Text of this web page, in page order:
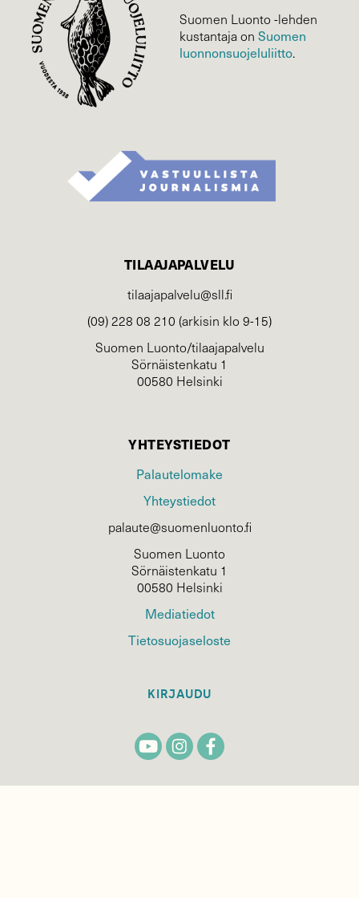
Suomen Luonto -lehden
kustantaja on Suomen
luonnonsuojelu­liitto.
TILAAJAPALVELU
tilaajapalvelu@sll.fi
(09) 228 08 210 (arkisin klo 9-15)
Suomen Luonto/tilaajapalvelu
Sörnäistenkatu 1
00580 Helsinki
YHTEYSTIEDOT
Palautelomake
Yhteystiedot
palaute@suomenluonto.fi
Suomen Luonto
Sörnäistenkatu 1
00580 Helsinki
Mediatiedot
Tietosuojaseloste
KIRJAUDU